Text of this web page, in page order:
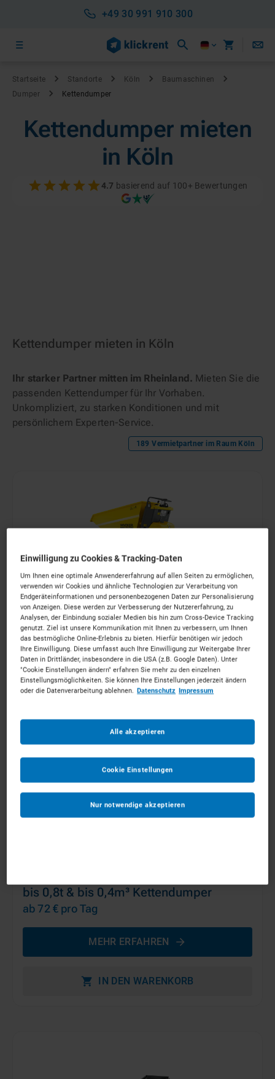
+49 30 991 910 300
Startseite Standorte Köln
Baumaschinen
Dumper
Kettendumper
Kettendumper mieten
in Köln
4.7 basierend auf 100+ Bewertungen
Kettendumper mieten in Köln
Ihr starker Partner mitten im Rheinland. Mieten Sie die
passenden Kettendumper für Ihr Vorhaben.
Unkompliziert, zu starken Konditionen und mit
persönlichem Experten-Service.
189 Vermietpartner im Raum Köln
bis 0,5t & bis 0,4m³ Kettendumper
ab 67 € pro Tag
MEHR ERFAHREN
bis 0,8t & bis 0,4m³ Kettendumper
ab 72 € pro Tag
MEHR ERFAHREN
IN DEN WARENKORB
Einwilligung zu Cookies & Tracking-Daten
Um Ihnen eine optimale Anwendererfahrung auf allen Seiten zu ermöglichen,
verwenden wir Cookies und ähnliche Technologien zur Verarbeitung von
Endgeräteinformationen und personenbezogenen Daten zur Personalisierung
von Anzeigen. Diese werden zur Verbesserung der Nutzererfahrung, zu
Analysen, der Einbindung sozialer Medien bis hin zum Cross-Device Tracking
genutzt. Ziel ist unsere Kommunikation mit Ihnen zu verbessern, um Ihnen
das bestmögliche Online-Erlebnis zu bieten. Hierfür benötigen wir jedoch
Ihre Einwilligung. Diese umfasst auch Ihre Einwilligung zur Weitergabe Ihrer
Daten in Drittländer, insbesondere in die USA (z.B. Google Daten). Unter
"Cookie Einstellungen ändern" erfahren Sie mehr zu den einzelnen
Einstellungsmöglichkeiten. Sie können Ihre Einstellungen jederzeit ändern
oder die Datenverarbeitung ablehnen. Datenschutz Impressum
Nur notwendige akzeptieren
Alle akzeptieren
Cookie Einstellungen